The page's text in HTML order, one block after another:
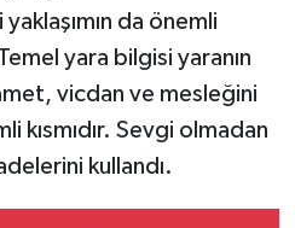
da önemli
yara bilgisi yaranın
vicdan ve mesleğini
kısmıdır. Sevgi olmadan
kullandı.